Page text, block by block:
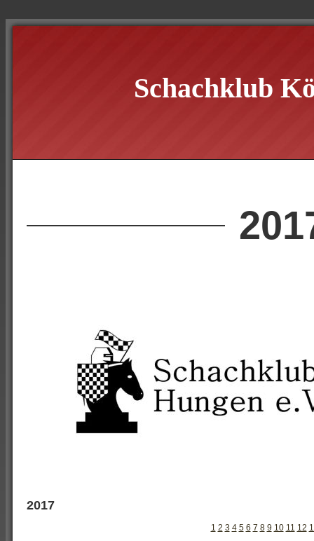
Schachklub
2017
1 2 3 4 5 6 7 8 9 10 11 12